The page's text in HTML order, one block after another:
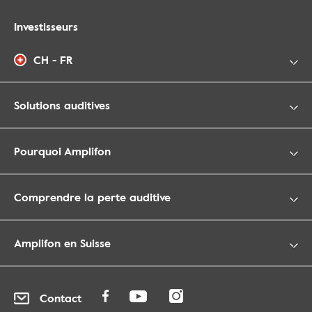
Investisseurs
CH - FR
Solutions auditives
Pourquoi Amplifon
Comprendre la perte auditive
Amplifon en Suisse
Contact